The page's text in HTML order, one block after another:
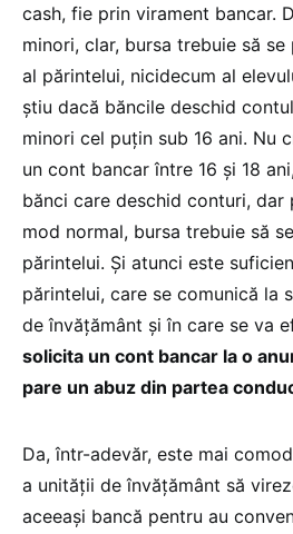
cash, fie prin virament bancar.
minori, clar, bursa trebuie să
al părintelui, nicidecum al
știu dacă băncile deschid
minori cel puțin sub 16 ani. Nu
un cont bancar între 16 și 18
bănci care deschid conturi, dar
mod normal, bursa trebuie să
părintelui. Și atunci este
părintelui, care se comunică la
de învățământ și în care se va
solicita un cont bancar la o
pare un abuz din partea
Da, într-adevăr, este mai
a unității de învățământ să
aceeași bancă pentru au